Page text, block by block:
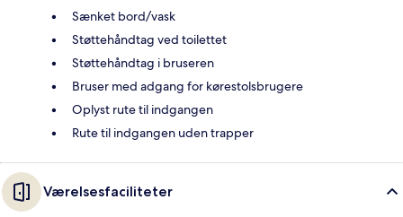
Sænket bord/vask
Støttehåndtag ved toilettet
Støttehåndtag i bruseren
Bruser med adgang for kørestolsbrugere
Oplyst rute til indgangen
Rute til indgangen uden trapper
Værelsesfaciliteter